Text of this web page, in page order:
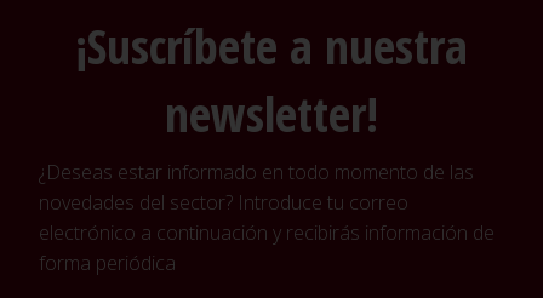
¡Suscríbete a nuestra
newsletter!
¿Deseas estar informado en todo momento de las
novedades del sector? Introduce tu correo
electrónico a continuación y recibirás información de
forma periódica